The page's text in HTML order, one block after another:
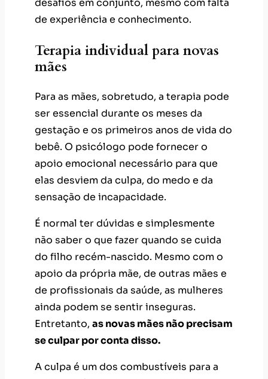
Para as mães, sobretudo, a terapia pode
ser essencial durante os meses da
bebê. O psicólogo pode fornecer o
apoio emocional necessário para que
elas desviem da culpa, do medo e da
sensação de incapacidade.
É normal ter dúvidas e simplesmente
não saber o que fazer quando se cuida
do filho recém-nascido. Mesmo com o
apoio da própria mãe, de outras mães e
de profissionais da saúde, as mulheres
ainda podem se sentir inseguras.
Entretanto,
as novas mães não precisam
se culpar por conta disso.
A culpa é um dos combustíveis para a
tristeza pós-parto, a qual pode se
transformar silenciosamente em uma
depressão.
sua autoconfiança, dominarem a